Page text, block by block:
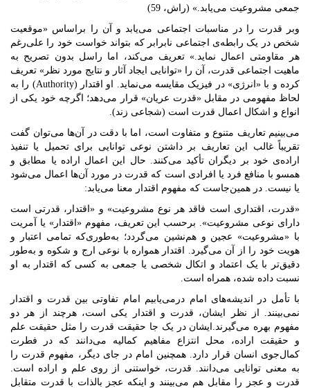
جمعی مشروعیت می‌یابد.» (راش، 59)
وبر قدرت را در مناسبات اجتماعی می‌یابد و آن را براساس «موقعیت
شخص در یک رابطه‌ی اجتماعی نابرابر که بتواند خواست خود را علی‌رغم
هر مقاومتی اعمال نماید.» تعریف می‌کند، اما راسل بدون تصریح به
ماهیت اجتماعی قدرت، آن را «توانایی ایجاد آثار و نتایج مورد نظر» تعریف
کرده و با «انرژی» در فیزیک مقایسه می‌نماید. او اقتدار (Authority) را به
لحاظ مفهومی در مقابل «قدرت عریان» قرار می‌دهد؛ اگرچه خود یکی از
انواع و اشکال اعمال قدرت است (شجاعی زند).
می‌بینیم تعاریف متنوع و متفاوت است، اما با دقت در آن‌ها می‌توان گفت
تقریباً غالب این تعاریف بر داشتن نوعی توانایی برای تحمیل یا تنفیذ
اراده‌ی خود بر دیگران تأکید می‌کنند. حال این اعمال اراده یا مطابق و
همسو با منافع فرد یا افرادی است که قدرت در مورد آن‌ها اعمال می‌شود
یا نیست. در همین‌جاست که مفهوم اقتدار معنا می‌یابد:
«قدرت، اقتداری است فاقد هر نوع مشروعیت» و «اقتدار، قدرتی است
دارای نوعی مشروعیت». برحسب این تعریف، مفهوم «اقتدار» یا آمریت
با «مشروعیت» عجین و هم‌نشین می‌گردد؛ به‌طوری‌که تمامی اعتبار و
هویت خود را از آن می‌گیرد. اقتدار همواره با نوعی ارج و شکوه و به‌طور
دقیق‌تر با یک اعتماد و اتکال شخصی یا جمعی به کسی که اقتدار به او
نسبت داده شده، همراه است.
با تأمل در اندیشه‌های امام درمی‌یابیم امام تفاوتی بین قدرت و اقتدار
نمی‌بینند. از نظر ایشان، قدرت و اقتدار یکی است، هرچند از هر دو
مفهوم بهره می‌گیرند.ایشان در یک جا حقیقت قدرت را مثل حقیقت علم
و حقیقت اراده، محل انتزاع مفاهیم کمالیه می‌دانند که در فطرت
کمال‌جوی انسان قرار دارد. همچنین امام در جای دیگر، مفهوم قدرت را
به معنی توانایى می‌دانند. قدرت، خواستنى از روى علم و اراده است.
قدرت و عجز را مقابل هم می‌بینند و اینکه عجز بالذات با قدرت متقابل